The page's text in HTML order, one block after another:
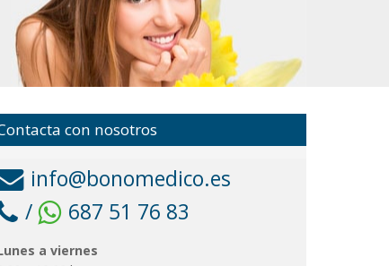
con nosotros
info@bonomedico.es
/
687 51 76 83
a viernes